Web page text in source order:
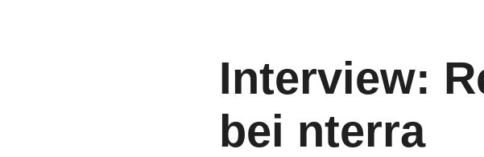
Unser Versprechen
Interview:
bei nterra